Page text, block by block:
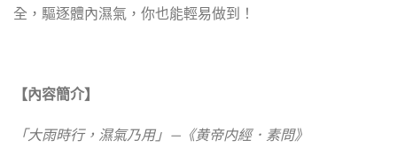
全，驅逐體內濕氣，你也能輕易做到！
【內容簡介】
「大雨時行，濕氣乃用」—《黄帝内經．素問》